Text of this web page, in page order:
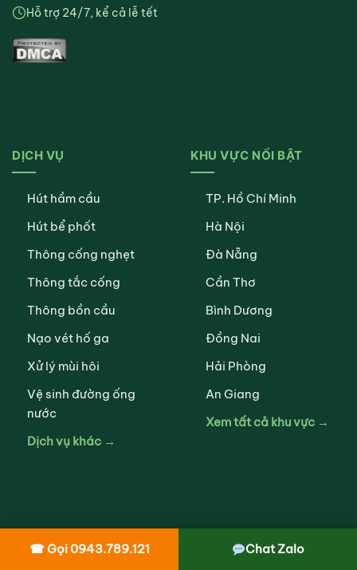
Hỗ trợ 24/7, kể cả lễ tết
DỊCH VỤ
Hút hầm cầu
Hút bể phốt
Thông cống nghẹt
Thông tắc cống
Thông bồn cầu
Nạo vét hố ga
Xử lý mùi hôi
Vệ sinh đường ống
nước
Dịch vụ khác →
KHU VỰC NỔI BẬT
TP. Hồ Chí Minh
Hà Nội
Đà Nẵng
Cần Thơ
Bình Dương
Đồng Nai
Hải Phòng
An Giang
Xem tất cả khu vực →
☎ Gọi 0943.789.121
Chat Zalo